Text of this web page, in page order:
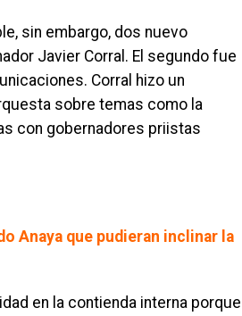
sin embargo, dos nuevo
Javier Corral. El segundo fue
Corral hizo un
sobre temas como la
con gobernadores priistas
Anaya que pudieran inclinar la
en la contienda interna porque